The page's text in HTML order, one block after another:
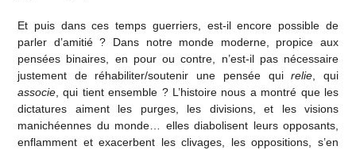
Et puis dans ces temps guerriers, est-il encore possible de
parler d’amitié ? Dans notre monde moderne, propice aux
pensées binaires, en pour ou contre, n’est-il pas nécessaire
justement de réhabiliter/soutenir une pensée quirelie, qui
associe, qui tient ensemble ? L’histoire nous a montré que les
dictatures aiment les purges, les divisions, et les visions
manichéennes du monde… elles diabolisent leurs opposants,
enflamment et exacerbent les clivages, les oppositions, s’en